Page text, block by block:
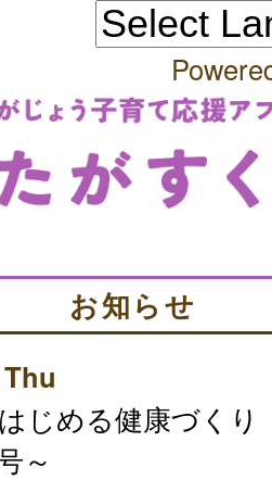
お知らせ
じめる健康づくり
～